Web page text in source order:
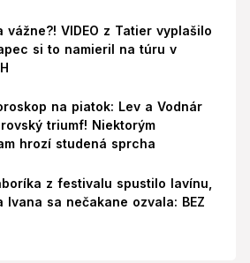
vážne?! VIDEO z Tatier vyplašilo
si to namieril na túru v
na piatok: Lev a Vodnár
triumf! Niektorým
hrozí studená sprcha
z festivalu spustilo lavínu,
Ivana sa nečakane ozvala: BEZ